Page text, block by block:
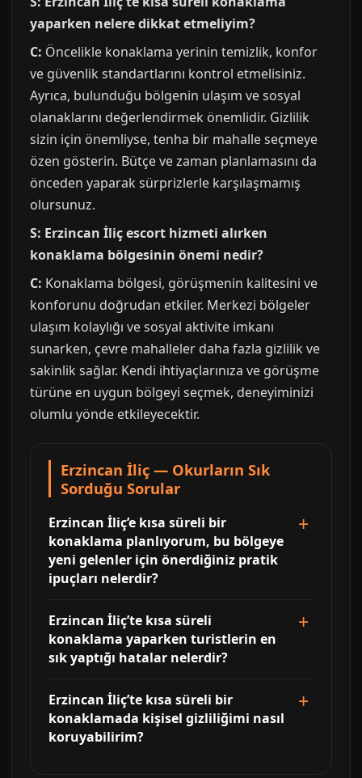
yaparken nelere dikkat etmeliyim?
C: Öncelikle konaklama yerinin temizlik, konfor
ve güvenlik standartlarını kontrol etmelisiniz.
Ayrıca, bulunduğu bölgenin ulaşım ve sosyal
olanaklarını değerlendirmek önemlidir. Gizlilik
sizin için önemliyse, tenha bir mahalle seçmeye
özen gösterin. Bütçe ve zaman planlamasını da
önceden yaparak sürprizlerle karşılaşmamış
olursunuz.
S: Erzincan İliç escort hizmeti alırken
konaklama bölgesinin önemi nedir?
C: Konaklama bölgesi, görüşmenin kalitesini ve
konforunu doğrudan etkiler. Merkezi bölgeler
ulaşım kolaylığı ve sosyal aktivite imkanı
sunarken, çevre mahalleler daha fazla gizlilik ve
sakinlik sağlar. Kendi ihtiyaçlarınıza ve görüşme
türüne en uygun bölgeyi seçmek, deneyiminizi
olumlu yönde etkileyecektir.
Erzincan İliç — Okurların Sık
Sorduğu Sorular
Erzincan İliç’e kısa süreli bir
konaklama planlıyorum, bu bölgeye
yeni gelenler için önerdiğiniz pratik
ipuçları nelerdir?
Erzincan İliç’te kısa süreli
konaklama yaparken turistlerin en
sık yaptığı hatalar nelerdir?
Erzincan İliç’te kısa süreli bir
konaklamada kişisel gizliliğimi nasıl
koruyabilirim?